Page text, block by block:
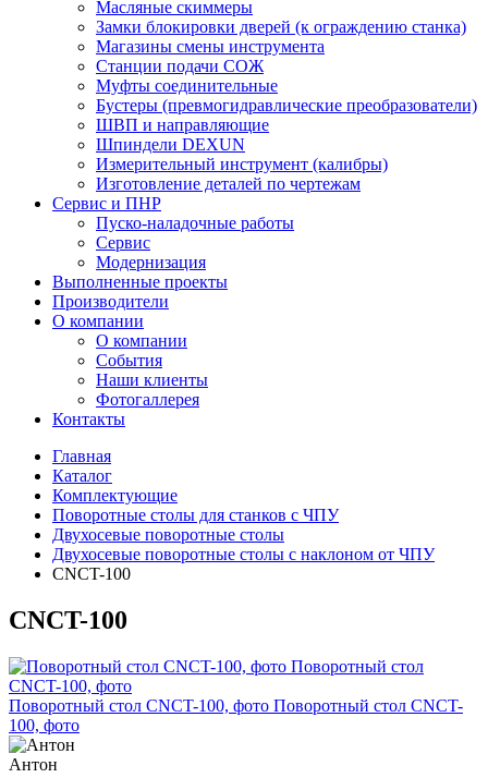
Масляные скиммеры
Замки блокировки дверей (к ограждению станка)
Магазины смены инструмента
Станции подачи СОЖ
Муфты соединительные
Бустеры (превмогидравлические преобразователи)
ШВП и направляющие
Шпиндели DEXUN
Измерительный инструмент (калибры)
Изготовление деталей по чертежам
Сервис и ПНР
Пуско-наладочные работы
Сервис
Модернизация
Выполненные проекты
Производители
О компании
О компании
События
Наши клиенты
Фотогаллерея
Контакты
Главная
Каталог
Комплектующие
Поворотные столы для станков с ЧПУ
Двухосевые поворотные столы
Двухосевые поворотные столы с наклоном от ЧПУ
CNCT-100
CNCT-100
Поворотный стол CNCT-100, фото Поворотный стол CNCT-
100, фото
Антон